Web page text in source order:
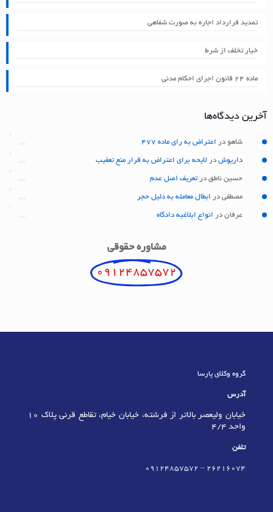
تمدید قرارداد اجاره به صورت شفاهی
خیار تخلف از شرط
ماده ۲۴ قانون اجرای احکام مدنی
آخرین دیدگاه‌ها
شاهو در اعتراض به رای ماده 477
داریوش در لایحه برای اعتراض به قرار منع تعقیب
حسین ناطق درتعریف اصل عدم
مصطفی در ابطال معامله به دلیل حجر
عرفان در انواع ابلاغیه دادگاه
مشاوره حقوقی
09124857572
گروه وکلای پارسا
آدرس
خیابان ولیعصر بالاتر از فرشته، خیابان خیام، تقاطع قرنی پلاک 10
واحد 4/4
تلفن
٢٦٢١٦٠٧٤ –
09124857572